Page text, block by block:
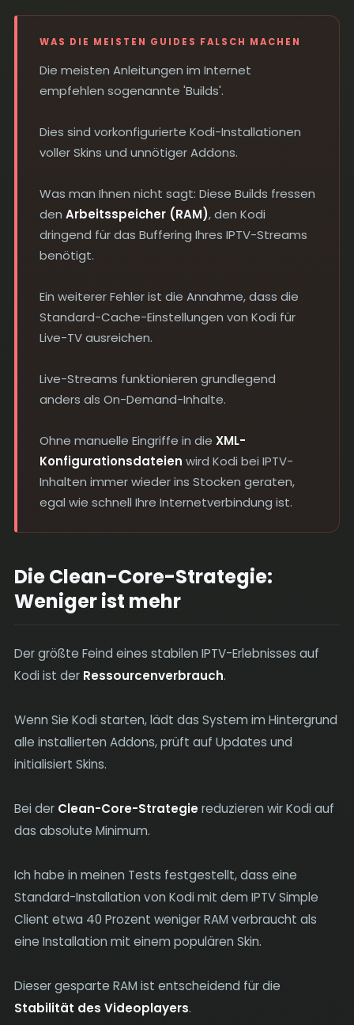
WAS DIE MEISTEN GUIDES FALSCH MACHEN
Die meisten Anleitungen im Internet
empfehlen sogenannte 'Builds'.
Dies sind vorkonfigurierte Kodi-Installationen
voller Skins und unnötiger Addons.
Was man Ihnen nicht sagt: Diese Builds fressen
den Arbeitsspeicher (RAM), den Kodi
dringend für das Buffering Ihres IPTV-Streams
benötigt.
Ein weiterer Fehler ist die Annahme, dass die
Standard-Cache-Einstellungen von Kodi für
Live-TV ausreichen.
Live-Streams funktionieren grundlegend
anders als On-Demand-Inhalte.
Ohne manuelle Eingriffe in die XML-
Konfigurationsdateien wird Kodi bei IPTV-
Inhalten immer wieder ins Stocken geraten,
egal wie schnell Ihre Internetverbindung ist.
Die Clean-Core-Strategie:
Weniger ist mehr
Der größte Feind eines stabilen IPTV-Erlebnisses auf
Kodi ist der Ressourcenverbrauch.
Wenn Sie Kodi starten, lädt das System im Hintergrund
alle installierten Addons, prüft auf Updates und
initialisiert Skins.
Bei der Clean-Core-Strategiereduzieren wir Kodi auf
das absolute Minimum.
Ich habe in meinen Tests festgestellt, dass eine
Standard-Installation von Kodi mit dem IPTV Simple
Client etwa 40 Prozent weniger RAM verbraucht als
eine Installation mit einem populären Skin.
Dieser gesparte RAM ist entscheidend für die
Stabilität des Videoplayers.